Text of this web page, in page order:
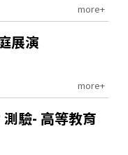
more+
展演
more+
測驗- 高等教育